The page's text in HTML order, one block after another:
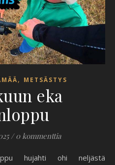
, METSÄSTYS
eka
/ 0 kommenttia